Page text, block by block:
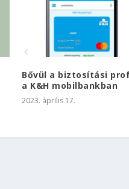
Bővül a biztosítási
a K&H mobilbankban
2023. április 17.